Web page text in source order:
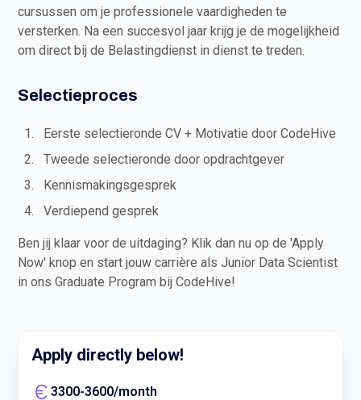
cursussen om je professionele vaardigheden te
versterken. Na een succesvol jaar krijg je de mogelijkheid
om direct bij de Belastingdienst in dienst te treden.
Selectieproces
Eerste selectieronde CV + Motivatie door CodeHive
Tweede selectieronde door opdrachtgever
Kennismakingsgesprek
Verdiepend gesprek
Ben jij klaar voor de uitdaging? Klik dan nu op de 'Apply
Now' knop en start jouw carrière als Junior Data Scientist
in ons Graduate Program bij CodeHive!
Apply directly below!
3300-3600/month